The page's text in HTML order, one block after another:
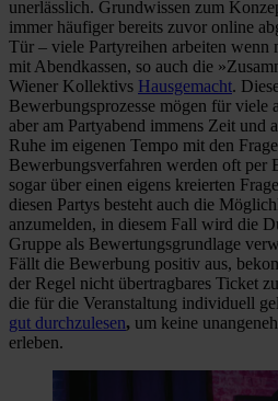
unerlässlich. Grundwissen zum
immer häufiger bereits zuvor online
Tür – viele Partyreihen arbeiten wenn
mit Abendkassen, so auch die
Wiener Kollektivs Hausgemacht.
Bewerbungsprozesse mögen für viele
aber am Partyabend immens Zeit und
Ruhe im eigenen Tempo mit den
Bewerbungsverfahren werden oft per
sogar über einen eigens kreierten
diesen Partys besteht auch die
anzumelden, in diesem Fall wird die
Gruppe als Bewertungsgrundlage
Fällt die Bewerbung positiv aus,
der Regel nicht übertragbares Ticket
die für die Veranstaltung individuell
gut durchzulesen, um keine
erleben.